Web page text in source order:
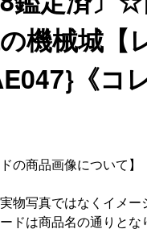
機械城【
《コ
の商品画像について】
物写真ではなくイメー
ドは商品名の通りとな